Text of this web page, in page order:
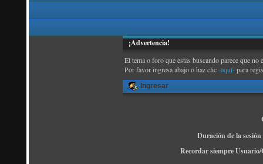
¡Advertencia!
El tema o foro que estás buscando parece que
Por favor ingresa abajo o haz clic-aquí-para
Ingresar
Duración de la
Recordar siempre